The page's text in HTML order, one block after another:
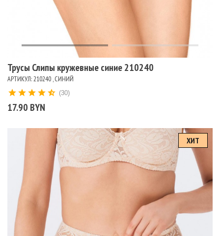
Трусы Слипы кружевные синие 210240
АРТИКУЛ: 210240 , СИНИЙ
17.90 BYN
(30)
ХИТ